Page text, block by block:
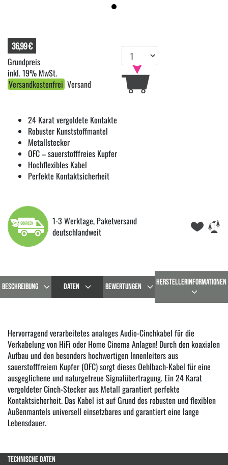
24 Karat vergoldete Kontakte
Robuster Kunststoffmantel
Metallstecker
OFC – sauerstofffreies Kupfer
Hochflexibles Kabel
Perfekte Kontaktsicherheit
1-3 Werktage, Paketversand
deutschlandweit
36,99 €
inkl. 19% MwSt.
Versandkostenfrei Versand
BESCHREIBUNG DATEN BEWERTUNGEN HERSTELLERINFORMATIONEN
Hervorragend verarbeitetes analoges Audio-Cinchkabel für die
Verkabelung von HiFi oder Home Cinema Anlagen! Durch den koaxialen
Aufbau und den besonders hochwertigen Innenleiters aus
sauerstofffreiem Kupfer (OFC) sorgt dieses Oehlbach-Kabel für eine
ausgeglichene und naturgetreue Signalübertragung. Ein 24 Karat
vergoldeter Cinch-Stecker aus Metall garantiert perfekte
Kontaktsicherheit. Das Kabel ist auf Grund des robusten und flexiblen
Außenmantels universell einsetzbares und garantiert eine lange
Lebensdauer.
TECHNISCHE DATEN